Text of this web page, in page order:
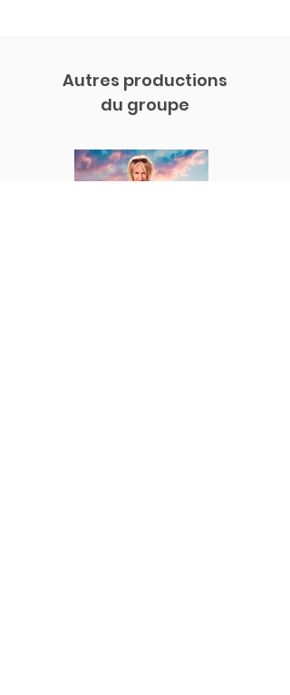
Autres productions
du groupe